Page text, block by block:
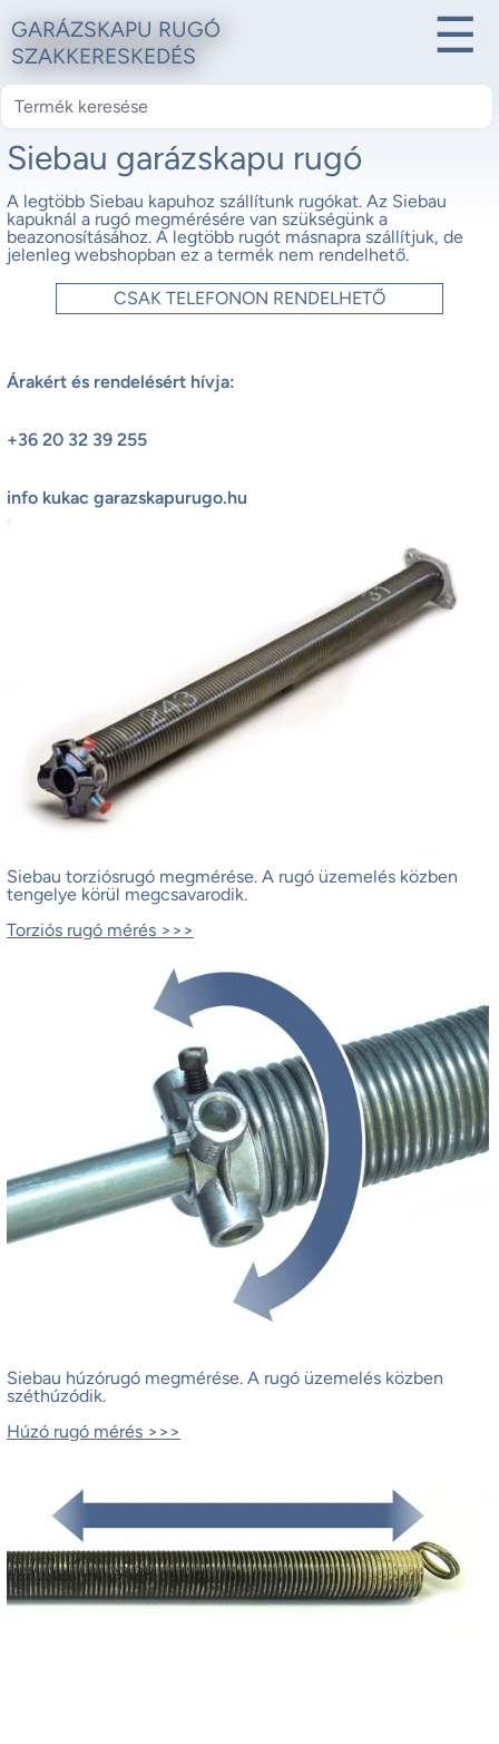
GARÁZSKAPU RUGÓ
SZAKKERESKEDÉS
☰
Siebau garázskapu rugó
A legtöbb Siebau kapuhoz szállítunk rugókat. Az Siebau
kapuknál a rugó megmérésére van szükségünk a
beazonosításához. A legtöbb rugót másnapra szállítjuk, de
jelenleg webshopban ez a termék nem rendelhető.
CSAK TELEFONON RENDELHETŐ
Árakért és rendelésért hívja:
+36 20 32 39 255
info kukac garazskapurugo.hu
Siebau torziósrugó megmérése. A rugó üzemelés közben
tengelye körül megcsavarodik.
Torziós rugó mérés >>>
Siebau húzórugó megmérése. A rugó üzemelés közben
széthúzódik.
Húzó rugó mérés >>>